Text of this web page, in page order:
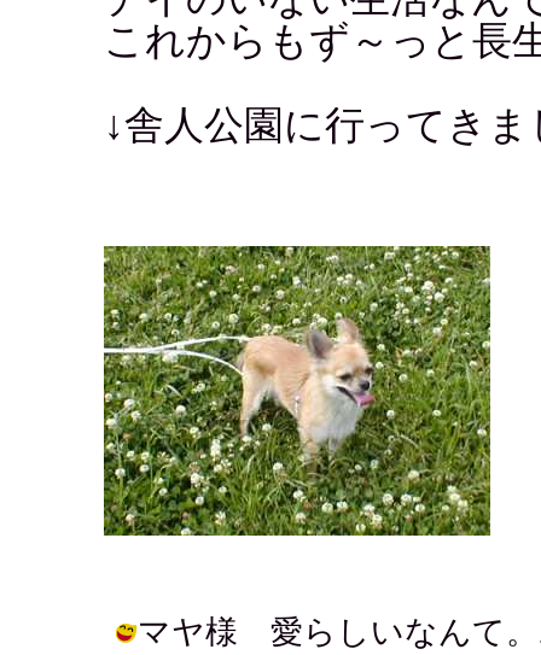
これからもず～っと長
↓舎人公園に行ってきま
マヤ様 愛らしいなんて。